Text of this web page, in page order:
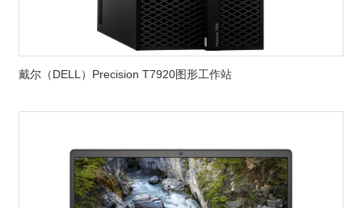
戴尔（DELL）Precision T7920图形工作站